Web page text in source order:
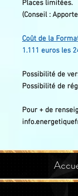
Places limitées.
(Conseil :
Coût de la
1.111 euros les
Possibilité de
Possibilité de
Pour + de